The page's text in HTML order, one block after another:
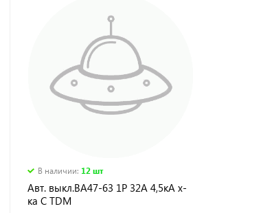
В наличии: 12 шт
Авт. выкл.ВА47-63 1Р 32А 4,5кА х-
ка С TDM